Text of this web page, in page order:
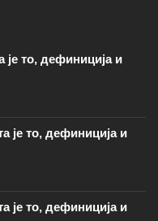
је то, дефиниција и
је то, дефиниција и
је то, дефиниција и